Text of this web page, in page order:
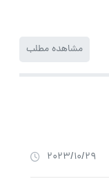
مشاهده مطلب
2023/10/29